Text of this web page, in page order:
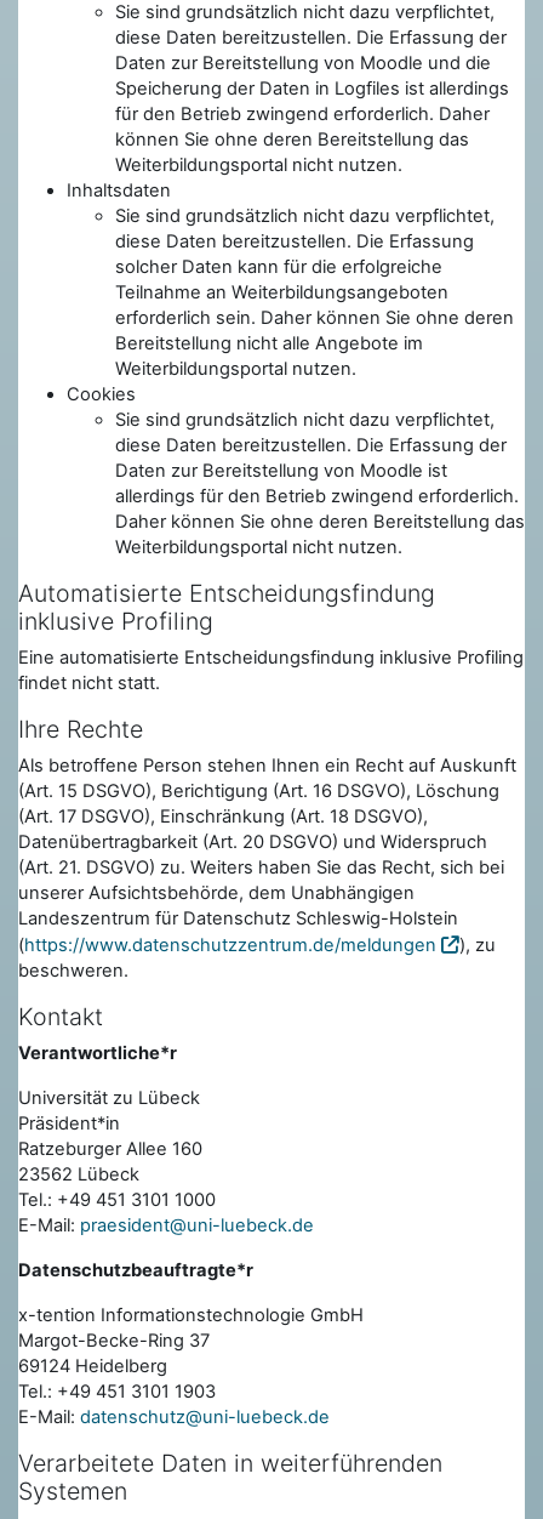
Sie sind grundsätzlich nicht dazu verpflichtet,
diese Daten bereitzustellen. Die Erfassung der
Daten zur Bereitstellung von Moodle und die
Speicherung der Daten in Logfiles ist allerdings
für den Betrieb zwingend erforderlich. Daher
können Sie ohne deren Bereitstellung das
Weiterbildungsportal nicht nutzen.
Inhaltsdaten
Sie sind grundsätzlich nicht dazu verpflichtet,
diese Daten bereitzustellen. Die Erfassung
solcher Daten kann für die erfolgreiche
Teilnahme an Weiterbildungsangeboten
erforderlich sein. Daher können Sie ohne deren
Bereitstellung nicht alle Angebote im
Weiterbildungsportal nutzen.
Cookies
Sie sind grundsätzlich nicht dazu verpflichtet,
diese Daten bereitzustellen. Die Erfassung der
Daten zur Bereitstellung von Moodle ist
allerdings für den Betrieb zwingend erforderlich.
Daher können Sie ohne deren Bereitstellung das
Weiterbildungsportal nicht nutzen.
Automatisierte Entscheidungsfindung
inklusive Profiling
Eine automatisierte Entscheidungsfindung inklusive Profiling
findet nicht statt.
Ihre Rechte
Als betroffene Person stehen Ihnen ein Recht auf Auskunft
(Art. 15 DSGVO), Berichtigung (Art. 16 DSGVO), Löschung
(Art. 17 DSGVO), Einschränkung (Art. 18 DSGVO),
Datenübertragbarkeit (Art. 20 DSGVO) und Widerspruch
(Art. 21. DSGVO) zu. Weiters haben Sie das Recht, sich bei
unserer Aufsichtsbehörde, dem Unabhängigen
Landeszentrum für Datenschutz Schleswig-Holstein
(https://www.datenschutzzentrum.de/meldungen
), zu
beschweren.
Kontakt
Verantwortliche*r
Universität zu Lübeck
Präsident*in
Ratzeburger Allee 160
23562 Lübeck
Tel.: +49 451 3101 1000
E-Mail: praesident@uni-luebeck.de
Datenschutzbeauftragte*r
x-tention Informationstechnologie GmbH
Margot-Becke-Ring 37
69124 Heidelberg
Tel.: +49 451 3101 1903
E-Mail: datenschutz@uni-luebeck.de
Verarbeitete Daten in weiterführenden
Systemen